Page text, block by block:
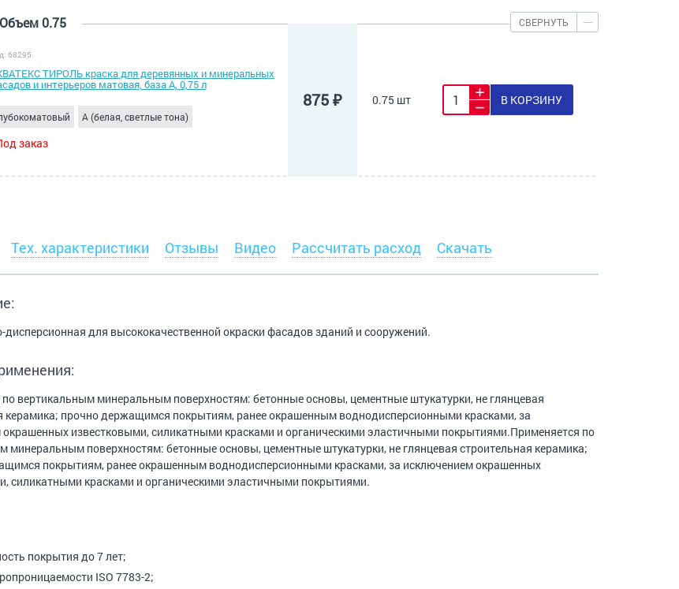
Объем 0.75 СВЕРНУТЬ
68295
ТИРОЛЬ краска для деревянных и минеральных
и интерьеров матовая, база А, 0,75 л
A (белая, светлые тона)
заказ
875 ₽ 0.75 шт В КОРЗИНУ
Тех. характеристики Отзывы Видео Рассчитать расход Скачать
дисперсионная для высококачественной окраски фасадов зданий и сооружений.
вертикальным минеральным поверхностям: бетонные основы, цементные штукатурки, не глянцевая
керамика; прочно держащимся покрытиям, ранее окрашенным воднодисперсионными красками, за
известковыми, силикатными красками и органическими эластичными покрытиями.Применяется по
минеральным поверхностям: бетонные основы, цементные штукатурки, не глянцевая строительная керамика;
покрытиям, ранее окрашенным воднодисперсионными красками, за исключением окрашенных
силикатными красками и органическими эластичными покрытиями.
покрытия до 7 лет;
ISO 7783-2;